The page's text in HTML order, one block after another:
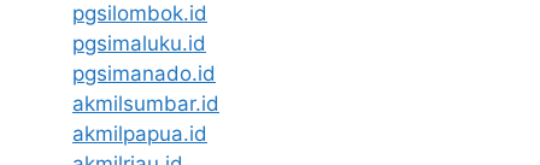
pgsilombok.id
pgsimaluku.id
pgsimanado.id
akmilsumbar.id
akmilpapua.id